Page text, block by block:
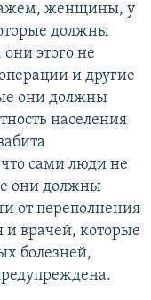
женщины, у
должны
этого не
и другие
они должны
населения
сами люди не
они должны
от переполнения
и врачей, которые
болезней,